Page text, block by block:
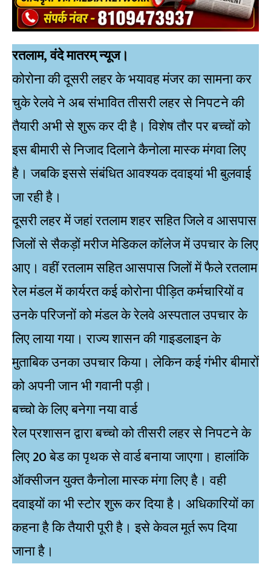
रतलाम, वंदे मातरम् न्यूज।
कोरोना की दूसरी लहर के भयावह मंजर का सामना कर
चुके रेलवे ने अब संभावित तीसरी लहर से निपटने की
तैयारी अभी से शुरू कर दी है। विशेष तौर पर बच्चों को
इस बीमारी से निजाद दिलाने कैनोला मास्क मंगवा लिए
है। जबकि इससे संबंधित आवश्यक दवाइयां भी बुलवाई
जा रही है।
दूसरी लहर में जहां रतलाम शहर सहित जिले व आसपास
जिलों से सैकड़ों मरीज मेडिकल कॉलेज में उपचार के लिए
आए। वहीं रतलाम सहित आसपास जिलों में फैले रतलाम
रेल मंडल में कार्यरत कई कोरोना पीड़ित कर्मचारियों व
उनके परिजनों को मंडल के रेलवे अस्पताल उपचार के
लिए लाया गया। राज्य शासन की गाइडलाइन के
मुताबिक उनका उपचार किया। लेकिन कई गंभीर बीमारों
को अपनी जान भी गवानी पड़ी।
बच्चो के लिए बनेगा नया वार्ड
रेल प्रशासन द्वारा बच्चो को तीसरी लहर से निपटने के
लिए 20 बेड का पृथक से वार्ड बनाया जाएगा। हालांकि
ऑक्सीजन युक्त कैनोला मास्क मंगा लिए है। वही
दवाइयों का भी स्टोर शुरू कर दिया है। अधिकारियों का
कहना है कि तैयारी पूरी है। इसे केवल मूर्त रूप दिया
जाना है।